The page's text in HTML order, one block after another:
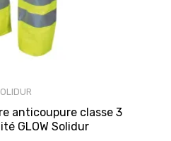
anticoupure classe 3
GLOW Solidur